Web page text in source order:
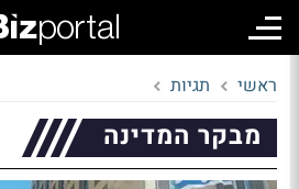
ראשי תגיות
מבקר המדינה